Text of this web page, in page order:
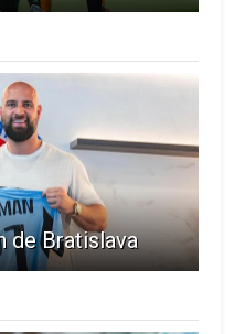
de Bratislava